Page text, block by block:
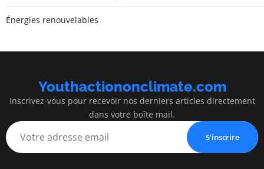
Énergies renouvelables
Youthactiononclimate.com
Inscrivez-vous pour recevoir nos derniers articles directement
dans votre boîte mail.
S'inscrire